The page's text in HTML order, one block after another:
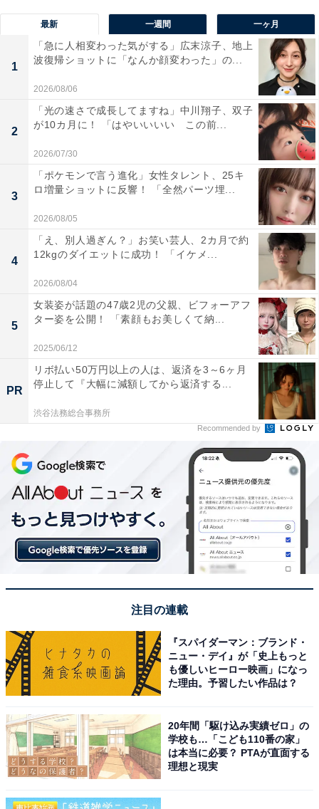
最新 一週間 一ヶ月
1
「急に人相変わった気がする」広末涼子、地上
波復帰ショットに「なんか顔変わった」の...
2026/08/06
2
「光の速さで成長してますね」中川翔子、双子
が10カ月に！ 「はやいいいい この前...
2026/07/30
3
「ポケモンで言う進化」女性タレント、25キ
ロ増量ショットに反響！ 「全然パーツ埋...
2026/08/05
4
「え、別人過ぎん？」お笑い芸人、2カ月で約
12kgのダイエットに成功！ 「イケメ...
2026/08/04
5
女装姿が話題の47歳2児の父親、ビフォーアフ
ター姿を公開！ 「素顔もお美しくて納...
2025/06/12
PR
リボ払い50万円以上の人は、返済を3～6ヶ月
停止して『大幅に減額してから返済する...
渋谷法務総合事務所
Recommended by
注目の連載
『スパイダーマン：ブランド・
ニュー・デイ』が「史上もっと
も優しいヒーロー映画」になっ
た理由。予習したい作品は？
20年間「駆け込み実績ゼロ」の
学校も…「こども110番の家」
は本当に必要？ PTAが直面する
理想と現実